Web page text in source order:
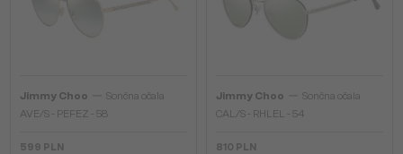
Jimmy Choo
Sončna očala
AVE/S - PEFEZ - 58
599 PLN
Jimmy Choo
Sončna očala
CAL/S - RHLEL - 54
810 PLN